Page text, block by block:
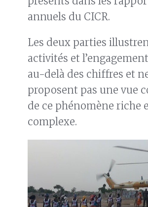
annuels du CICR.
Les deux parties
activités et
au-delà des chiffres et
proposent pas une vue
de ce phénomène riche
complexe.